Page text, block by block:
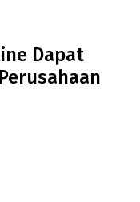
Dapat